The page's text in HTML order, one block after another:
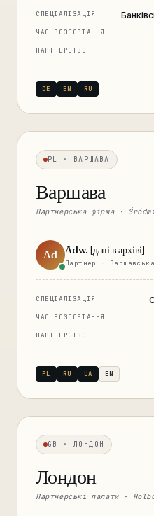
СПЕЦІАЛІЗАЦІЯ
ЧАС РОЗГОРТАННЯ
ПАРТНЕРСТВО
DE EN RU
PL · ВАРШАВА
Варшава
Партнерська фірма ·
Ad Adw. [дані в архіві]
Партнер ·
СПЕЦІАЛІЗАЦІЯ
ЧАС РОЗГОРТАННЯ
ПАРТНЕРСТВО
PL RU UA EN
GB · ЛОНДОН
Лондон
Партнерські палати ·